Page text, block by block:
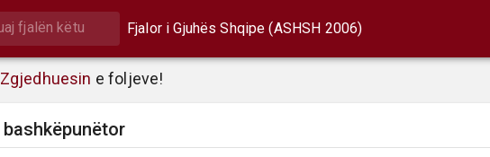
Fjalor i Gjuhës Shqipe (ASHSH 2006)
Zgjedhuesin e foljeve!
bashkëpunëtor